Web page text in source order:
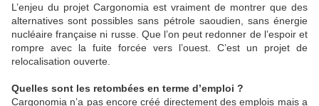
L’enjeu du projet Cargonomia est vraiment de montrer que des
alternatives sont possibles sans pétrole saoudien, sans énergie
nucléaire française ni russe. Que l’on peut redonner de l’espoir et
rompre avec la fuite forcée vers l’ouest. C’est un projet de
relocalisation ouverte.
Quelles sont les retombées en terme d’emploi ?
Cargonomia n’a pas encore créé directement des emplois mais a